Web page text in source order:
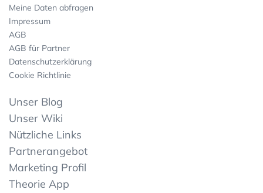
Meine Daten abfragen
Impressum
AGB
AGB für Partner
Datenschutzerklärung
Cookie Richtlinie
Unser Blog
Unser Wiki
Nützliche Links
Partnerangebot
Marketing Profil
Theorie App